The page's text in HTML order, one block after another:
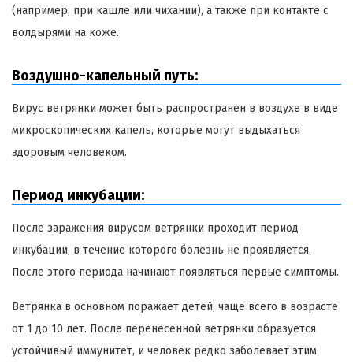
(например, при кашле или чихании), а также при контакте с
волдырями на коже.
Воздушно-капельный путь:
Вирус ветрянки может быть распространен в воздухе в виде
микроскопических капель, которые могут выдыхаться
здоровым человеком.
Период инкубации:
После заражения вирусом ветрянки проходит период
инкубации, в течение которого болезнь не проявляется.
После этого периода начинают появляться первые симптомы.
Ветрянка в основном поражает детей, чаще всего в возрасте
от 1 до 10 лет. После перенесенной ветрянки образуется
устойчивый иммунитет, и человек редко заболевает этим